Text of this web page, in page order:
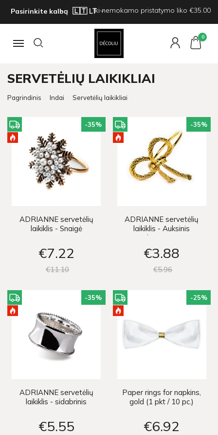
Pasirinkite kalbą Iki nemokamo pristatymo liko €35.00
Navigacija
0
SERVETĖLIŲ LAIKIKLIAI
Pagrindinis Indai Servetėlių laikikliai
-35%
ADRIANNE servetėlių
laikiklis - Snaigė
€7 22
€1110
-35%
ADRIANNE servetėlių
laikiklis - Auksinis
kaspinas
€3 88
€596
-35%
ADRIANNE servetėlių
laikiklis - sidabrinis
€5 55
-25%
Paper rings for napkins,
gold (1 pkt / 10 pc.)
€6 92